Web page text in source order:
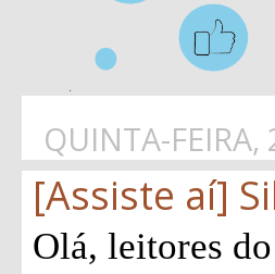
QUINTA-FEIRA,
[Assiste aí]
Olá, leitores